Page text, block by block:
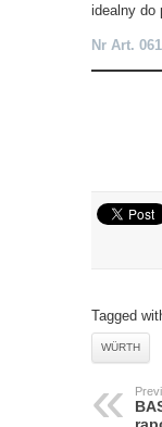
idealny do
Nr Art.
Tagged
WÜRTH